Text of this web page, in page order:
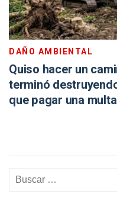
DAÑO AMBIENTAL
Quiso hacer un
terminó
que pagar una